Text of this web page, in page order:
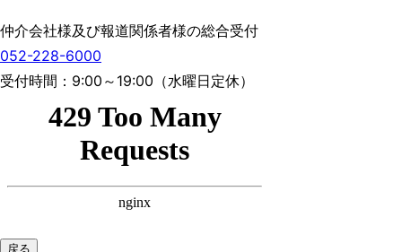
仲介会社様及び報道関係者様の総合受付
052-228-6000
受付時間：9:00～19:00（水曜日定休）
戻る